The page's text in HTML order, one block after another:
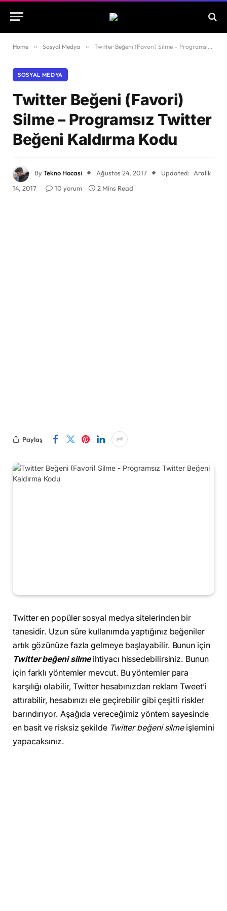
Home » Sosyal Medya » Twitter Beğeni (Favori) Silme – Programsız Twitter Beğeni Kaldırma Kodu
SOSYAL MEDYA
Twitter Beğeni (Favori)
Silme – Programsız Twitter
Beğeni Kaldırma Kodu
ByTekno Hocasi Ağustos 24, 2017 Updated: Aralık
14, 2017
10 yorum 2 Mins Read
Paylaş
Twitter en popüler sosyal medya sitelerinden bir
tanesidir. Uzun süre kullanımda yaptığınız beğeniler
artık gözünüze fazla gelmeye başlayabilir. Bunun için
Twitter beğeni silmeihtiyacı hissedebilirsiniz. Bunun
için farklı yöntemler mevcut. Bu yöntemler para
karşılığı olabilir, Twitter hesabınızdan reklam Tweet’i
attırabilir, hesabınızı ele geçirebilir gibi çeşitli riskler
barındırıyor. Aşağıda vereceğimiz yöntem sayesinde
en basit ve risksiz şekilde Twitter beğeni silmeişlemini
yapacaksınız.